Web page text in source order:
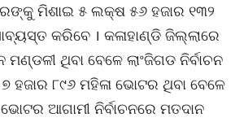
ମିଶାଇ ୫ ଲକ୍ଷ ୫୬ ହଜାର ୧୩୨
କରିବେ । କଳାହାଣ୍ଡି ଜିଲ୍ଲାରେ
ମଣ୍ଡଳୀ ଥିବା ବେଳେ ଲାଂଜିଗଡ ନିର୍ବାଚନ
ହଜାର ୮୯୬ ମହିଳା ଭୋଟର ଥିବା ବେଳେ
ଆଗାମୀ ନିର୍ବାଚନରେ ମତଦାନ